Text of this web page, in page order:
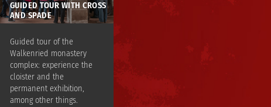
GUIDED TOUR WITH CROSS
AND SPADE
Guided tour of the
Walkenried monastery
complex: experience the
cloister and the
permanent exhibition,
among other things.